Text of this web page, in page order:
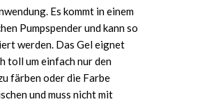
Es kommt in einem
Pumpspender und kann so
werden. Das Gel eignet
toll um einfach nur den
färben oder die Farbe
und muss nicht mit